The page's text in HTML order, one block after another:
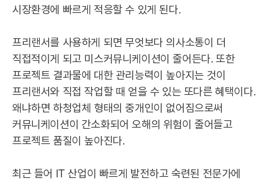
시장환경에 빠르게 적응할 수 있게 된다.
프리랜서를 사용하게 되면 무엇보다 의사소통이 더
직접적이게 되고 미스커뮤니케이션이 줄어든다. 또한
프로젝트 결과물에 대한 관리능력이 높아지는 것이
프리랜서와 직접 작업할 때 얻을 수 있는 또다른 혜택이다.
왜냐하면 하청업체 형태의 중개인이 없어짐으로써
커뮤니케이션이 간소화되어 오해의 위험이 줄어들고
프로젝트 품질이 높아진다.
최근 들어 IT 산업이 빠르게 발전하고 숙련된 전문가에